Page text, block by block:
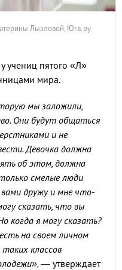
Лызловой, Юга.ру
учениц пятого «Л»
мира.
мы заложили,
Они будут общаться
и не
Девочка должна
об этом, должна
смелые люди
дружу и мне что-
сказать, что вы
когда я могу сказать?
на своем личном
классов
— утверждает